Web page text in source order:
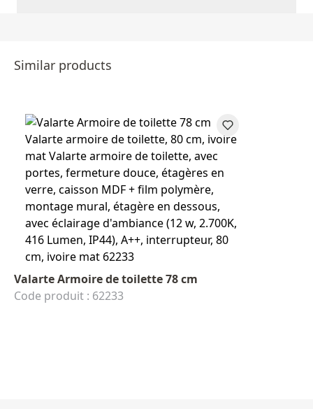
Similar products
Valarte Armoire de toilette 78 cm
Code produit : 62233